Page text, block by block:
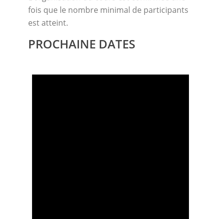
fois que le nombre minimal de participants
est atteint.
PROCHAINE DATES